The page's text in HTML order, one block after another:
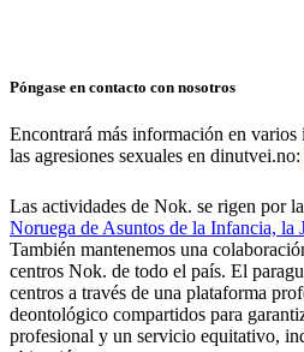
Póngase en contacto con nosotros
Encontrará más información en
las agresiones sexuales en dinutvei.no:
Las actividades de Nok. se rigen por la
Noruega de Asuntos de la Infancia, la
También mantenemos una
centros Nok. de todo el país. El
centros a través de una plataforma
deontológico compartidos para
profesional y un servicio equitativo,